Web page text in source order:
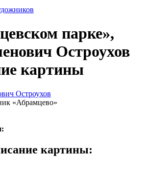
парке»,
Остроухов
картины
Остроухов
«Абрамцево»
картины: